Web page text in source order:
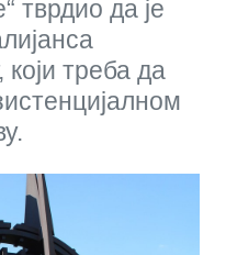
тврдио да је
који треба да